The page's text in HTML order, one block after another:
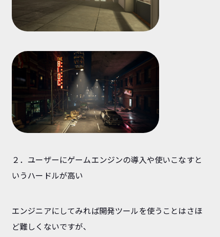
２．ユーザーにゲームエンジンの導入や使いこなすと
いうハードルが高い
エンジニアにしてみれば開発ツールを使うことはさほ
ど難しくないですが、